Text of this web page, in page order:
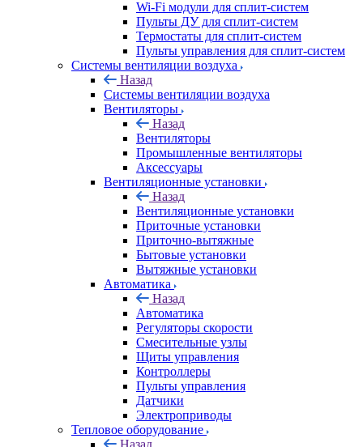
Wi-Fi модули для сплит-систем
Пульты ДУ для сплит-систем
Термостаты для сплит-систем
Пульты управления для сплит-систем
Системы вентиляции воздуха
Назад
Системы вентиляции воздуха
Вентиляторы
Назад
Вентиляторы
Промышленные вентиляторы
Аксессуары
Вентиляционные установки
Назад
Вентиляционные установки
Приточные установки
Приточно-вытяжные
Бытовые установки
Вытяжные установки
Автоматика
Назад
Автоматика
Регуляторы скорости
Смесительные узлы
Щиты управления
Контроллеры
Пульты управления
Датчики
Электроприводы
Тепловое оборудование
Назад